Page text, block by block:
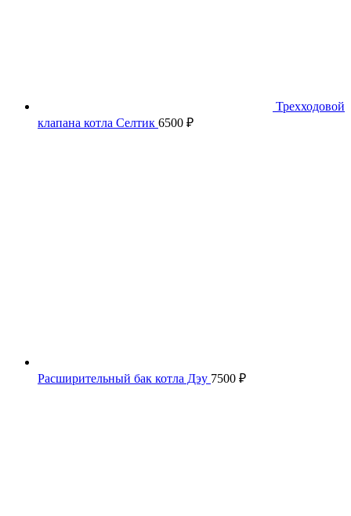
Трехходовой
клапана котла Селтик 6500 ₽
Расширительный бак котла Дэу 7500 ₽